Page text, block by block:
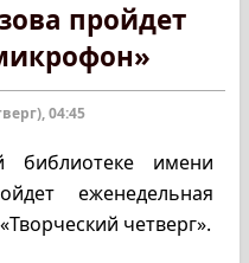
пройдет
04:45
имени
еженедельная
четверг».